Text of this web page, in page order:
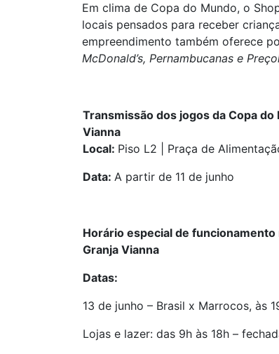
Em clima de Copa do Mundo, o
locais pensados para receber
empreendimento também oferece
McDonald’s, Pernambucanas e
Transmissão dos jogos da Copa
Vianna
Local: Piso L2 | Praça de
Data: A partir de 11 de junho
Horário especial de
Granja Vianna
Datas:
13 de junho – Brasil x Marrocos, às
Lojas e lazer: das 9h às 18h –